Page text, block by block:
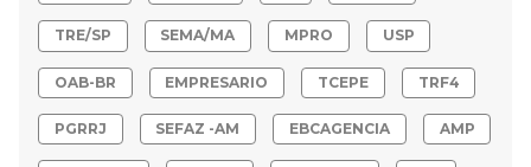
TRE/SP SEMA/MA MPRO USP
OAB-BR EMPRESARIO TCEPE TRF4
PGRRJ SEFAZ -AM EBCAGENCIA AMP